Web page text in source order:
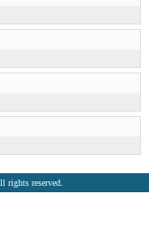
reserved.